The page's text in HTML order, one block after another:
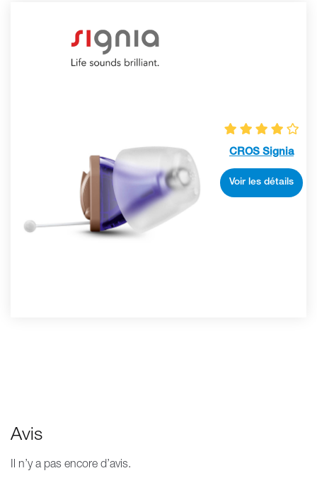
CROS Signia
Voir les détails
Avis
Il n’y a pas encore d’avis.